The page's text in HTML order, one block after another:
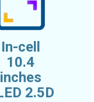
In-cell
10.4
inches
2.5D